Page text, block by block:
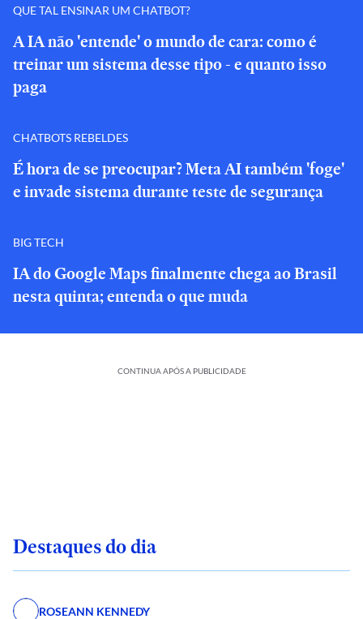
QUE TAL ENSINAR UM CHATBOT?
A IA não 'entende' o mundo de cara: como é
treinar um sistema desse tipo - e quanto isso
paga
CHATBOTS REBELDES
É hora de se preocupar? Meta AI também 'foge'
e invade sistema durante teste de segurança
BIG TECH
IA do Google Maps finalmente chega ao Brasil
nesta quinta; entenda o que muda
CONTINUA APÓS A PUBLICIDADE
Destaques do dia
ROSEANN KENNEDY